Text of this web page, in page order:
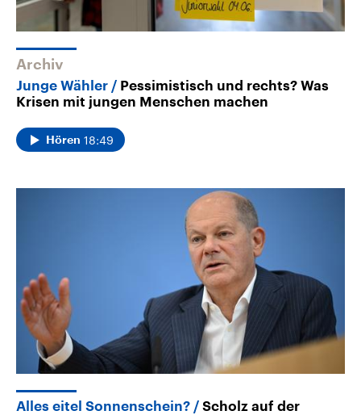
Archiv
Junge Wähler
Pessimistisch und rechts? Was
Krisen mit jungen Menschen machen
Hören 18:49
Alles eitel Sonnenschein?
Scholz auf der